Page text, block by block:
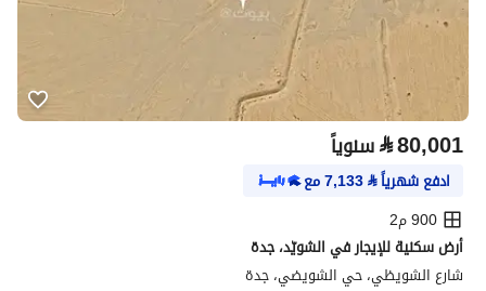
⃁80,001 سنوياً
ادفع شهرياً⃁
7,133مع
900 م2
أرض سكنية للإيجار في الشويّد، جدة
شارع الشويظي، حي الشويضي، جدة